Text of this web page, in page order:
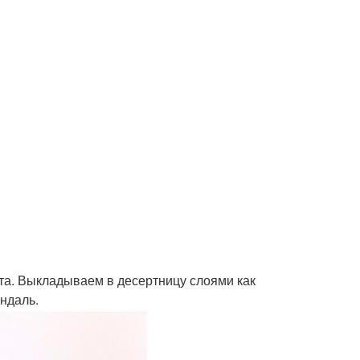
Выкладываем в десертницу слоями как